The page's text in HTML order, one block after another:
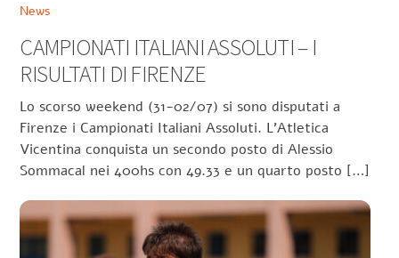
News
CAMPIONATI ITALIANI ASSOLUTI – I
RISULTATI DI FIRENZE
Lo scorso weekend (31-02/07) si sono disputati a
Firenze i Campionati Italiani Assoluti. L’Atletica
Vicentina conquista un secondo posto di Alessio
Sommacal nei 400hs con 49.33 e un quarto posto […]